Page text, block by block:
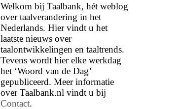
Welkom bij Taalbank, hét weblog
over taalverandering in het
Nederlands. Hier vindt u het
laatste nieuws over
taalontwikkelingen en taaltrends.
Tevens wordt hier elke werkdag
het ‘Woord van de Dag’
gepubliceerd. Meer informatie
over Taalbank.nl vindt u bij
Contact.